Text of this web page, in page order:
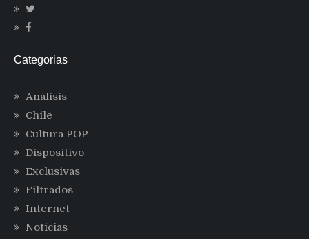
Categorias
Análisis
Chile
Cultura POP
Dispositivo
Exclusivas
Filtrados
Internet
Noticias